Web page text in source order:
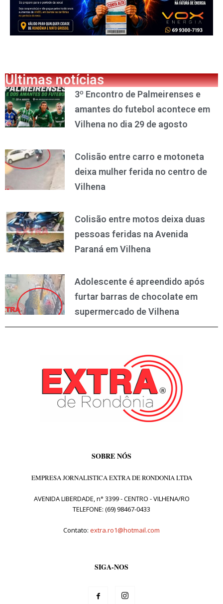
Últimas notícias
3º Encontro de Palmeirenses e
amantes do futebol acontece em
Vilhena no dia 29 de agosto
Colisão entre carro e motoneta
deixa mulher ferida no centro de
Vilhena
Colisão entre motos deixa duas
pessoas feridas na Avenida
Paraná em Vilhena
Adolescente é apreendido após
furtar barras de chocolate em
supermercado de Vilhena
SOBRE NÓS
EMPRESA JORNALISTICA EXTRA DE RONDONIA LTDA
AVENIDA LIBERDADE, n° 3399 - CENTRO - VILHENA/RO
TELEFONE: (69) 98467-0433
Contato: extra.ro1@hotmail.com
SIGA-NOS